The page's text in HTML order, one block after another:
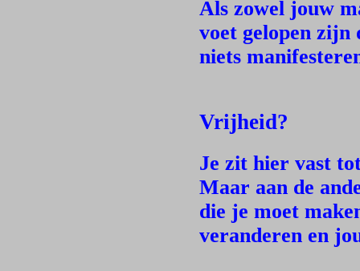
Als zowel jouw
voet gelopen zijn
niets
Vrijheid?
Je zit hier vast
Maar aan de
die je moet
veranderen en